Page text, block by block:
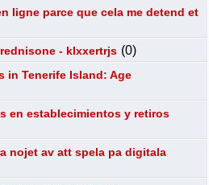
ligne parce que cela me detend et
- klxxertrjs (0)
in Tenerife Island: Age
en establecimientos y retiros
nojet av att spela pa digitala